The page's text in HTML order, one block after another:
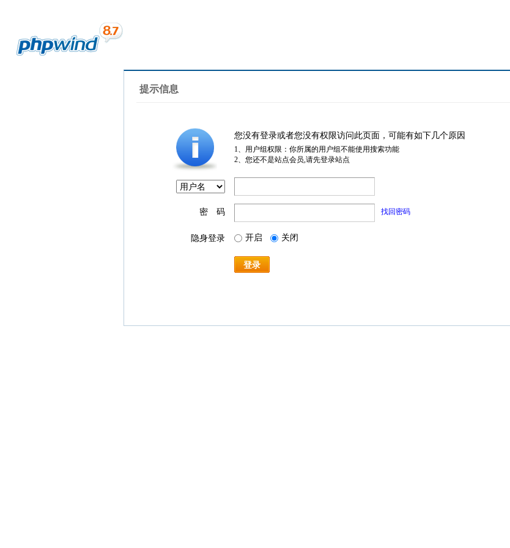
提示信息
您没有登录或者您没有权限访问此页面，可能有如下几个原因
1、用户组权限：你所属的用户组不能使用搜索功能
2、您还不是站点会员,请先登录站点
密 码 找回密码
隐身登录 开启 关闭
登录